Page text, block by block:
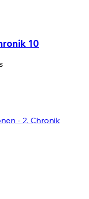
10
- 2. Chronik